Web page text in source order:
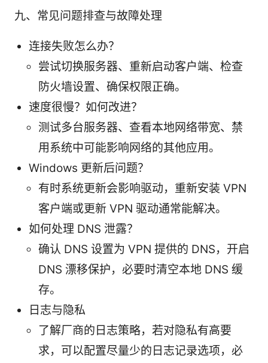
九、常见问题排查与故障处理
连接失败怎么办？
尝试切换服务器、重新启动客户端、检查
防火墙设置、确保权限正确。
速度很慢？如何改进？
测试多台服务器、查看本地网络带宽、禁
用系统中可能影响网络的其他应用。
Windows 更新后问题？
有时系统更新会影响驱动，重新安装 VPN
客户端或更新 VPN 驱动通常能解决。
如何处理 DNS 泄露？
确认 DNS 设置为 VPN 提供的 DNS，开启
DNS 漂移保护，必要时清空本地 DNS 缓
存。
日志与隐私
了解厂商的日志策略，若对隐私有高要
求，可以配置尽量少的日志记录选项，必